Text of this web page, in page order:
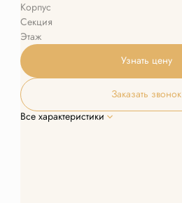
Корпус
Секция
Этаж
Узнать цену
Заказать звонок
Все характеристики